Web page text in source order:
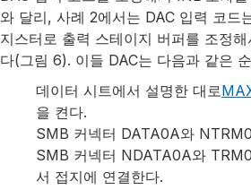
와 달리, 사례 2에서는 DAC 입력 코드
지스터로 출력 스테이지 버퍼를 조정
다(그림 6). 이들 DAC는 다음과 같은
데이터 시트에서 설명한 대로
을 켠다.
SMB 커넥터 DATA0A와
SMB 커넥터 NDATA0A와
서 접지에 연결한다.